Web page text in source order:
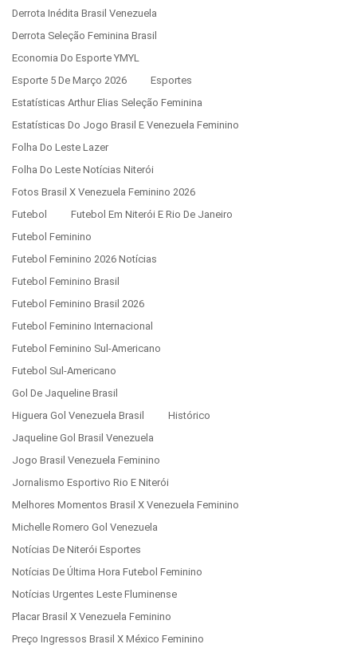
Derrota Inédita Brasil Venezuela
Derrota Seleção Feminina Brasil
Economia Do Esporte YMYL
Esporte 5 De Março 2026
Esportes
Estatísticas Arthur Elias Seleção Feminina
Estatísticas Do Jogo Brasil E Venezuela Feminino
Folha Do Leste Lazer
Folha Do Leste Notícias Niterói
Fotos Brasil X Venezuela Feminino 2026
Futebol
Futebol Em Niterói E Rio De Janeiro
Futebol Feminino
Futebol Feminino 2026 Notícias
Futebol Feminino Brasil
Futebol Feminino Brasil 2026
Futebol Feminino Internacional
Futebol Feminino Sul-Americano
Futebol Sul-Americano
Gol De Jaqueline Brasil
Higuera Gol Venezuela Brasil
Histórico
Jaqueline Gol Brasil Venezuela
Jogo Brasil Venezuela Feminino
Jornalismo Esportivo Rio E Niterói
Melhores Momentos Brasil X Venezuela Feminino
Michelle Romero Gol Venezuela
Notícias De Niterói Esportes
Notícias De Última Hora Futebol Feminino
Notícias Urgentes Leste Fluminense
Placar Brasil X Venezuela Feminino
Preço Ingressos Brasil X México Feminino